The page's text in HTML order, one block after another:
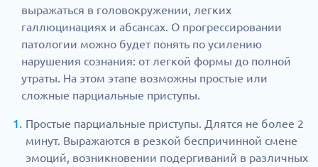
выражаться в головокружении, легких
галлюцинациях и абсансах. О прогрессировании
патологии можно будет понять по усилению
нарушения сознания: от легкой формы до полной
утраты. На этом этапе возможны простые или
сложные парциальные приступы.
Простые парциальные приступы. Длятся не более 2
минут. Выражаются в резкой беспричинной смене
эмоций, возникновении подергиваний в различных